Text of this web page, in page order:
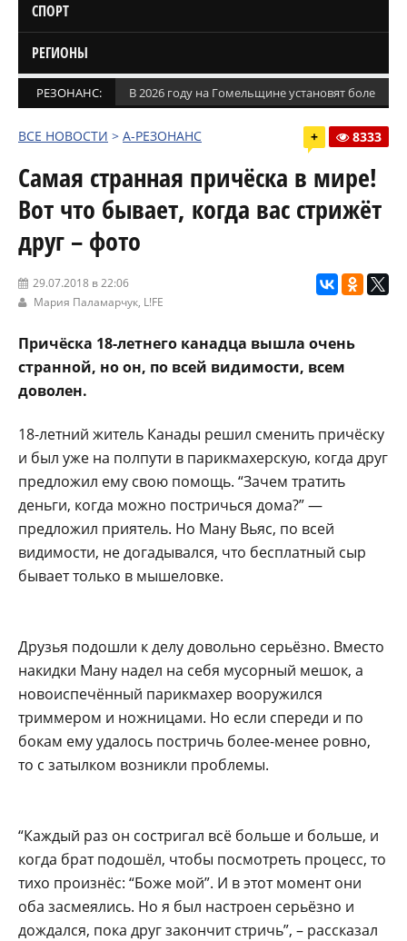
СПОРТ
РЕГИОНЫ
РЕЗОНАНС: В 2026 году на Гомельщине установят более
ВСЕ НОВОСТИ > А-РЕЗОНАНС + 8333
Самая странная причёска в мире!
Вот что бывает, когда вас стрижёт
друг – фото
29.07.2018 в 22:06
Мария Паламарчук, L!FE
Причёска 18-летнего канадца вышла очень
странной, но он, по всей видимости, всем
доволен.
18-летний житель Канады решил сменить причёску
и был уже на полпути в парикмахерскую, когда друг
предложил ему свою помощь. “Зачем тратить
деньги, когда можно постричься дома?” —
предложил приятель. Но Ману Вьяс, по всей
видимости, не догадывался, что бесплатный сыр
бывает только в мышеловке.
Друзья подошли к делу довольно серьёзно. Вместо
накидки Ману надел на себя мусорный мешок, а
новоиспечённый парикмахер вооружился
триммером и ножницами. Но если спереди и по
бокам ему удалось постричь более-менее ровно,
то с затылком возникли проблемы.
“Каждый раз он состригал всё больше и больше, и
когда брат подошёл, чтобы посмотреть процесс, то
тихо произнёс: “Боже мой”. И в этот момент они
оба засмеялись. Но я был настроен серьёзно и
дождался, пока друг закончит стричь”, – рассказал